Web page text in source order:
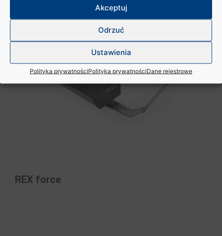
Akceptuj
Odrzuć
Ustawienia
Polityka prywatnościPolityka prywatnościDane rejestrowe
REX force